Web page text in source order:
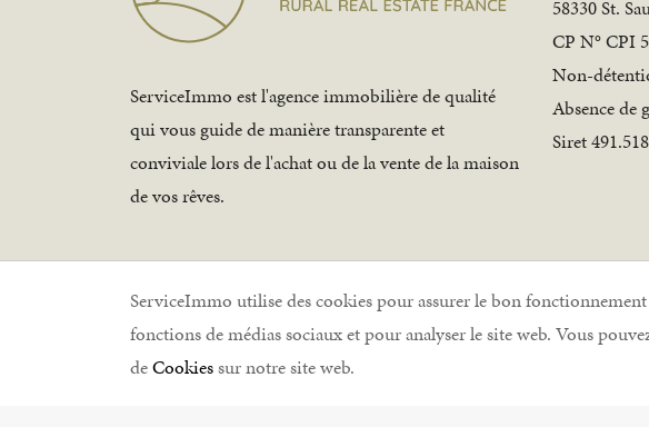
ServiceImmo utilise des cookies pour assurer le bon
fonctions de médias sociaux et pour analyser le site web. Vous
deCookiessur notre site web.
ServiceImmo est l'agence immobilière de qualité
qui vous guide de manière transparente et
conviviale lors de l'achat ou de la vente de la maison
de vos rêves.
58330 St.
CP N° CPI
Non-
Absence de
Siret
ServiceImmo © 2026 |Mentions légales